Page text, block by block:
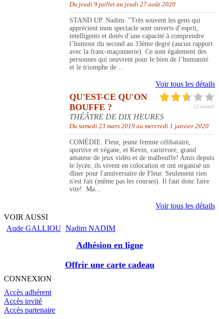
Du jeudi 9 juillet au jeudi 27 août 2020
STAND UP. Nadim: "Très souvent les gens qui
apprécient mon spectacle sont ouverts d’esprit,
intelligents et dotés d’une capacité à comprendre
l’humour du second au 33ème degré (aucun rapport
avec la franc-maçonnerie). Ce sont également des
personnes qui oeuvrent pour le bien de l’humanité
et le triomphe de ...
Voir tous les détails
(2 notes)
QU'EST-CE QU'ON
BOUFFE ?
THÉÂTRE DE DIX HEURES
Du samedi 23 mars 2019 au mercredi 1 janvier 2020
COMÉDIE. Fleur, jeune femme célibataire,
sportive et végane, et Kevin, carnivore, grand
amateur de jeux vidéo et de malbouffe! Amis depuis
le lycée, ils vivent en colocation et ont organisé un
dîner pour l'anniversaire de Fleur. Seulement rien
n'est fait (même pas les courses). Il faut donc faire
vite! Ma...
Voir tous les détails
VOIR AUSSI
Aude GALLIOU Nadim NADIM
Adhésion en ligne
Offrir une carte cadeau
CONNEXION
Accès adhérent
Accès invité
Accès partenaire